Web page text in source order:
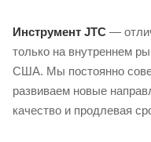
Инструмент JTC —
только на внутреннем
США. Мы постоянно
развиваем новые
качество и продлевая